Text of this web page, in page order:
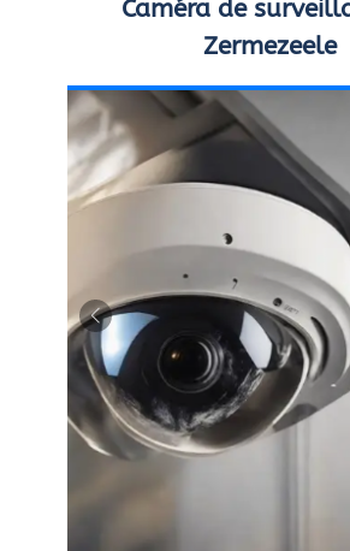
Caméra de
Zermezeele